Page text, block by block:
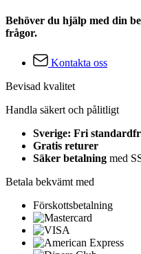
Behöver du hjälp med din
frågor.
Kontakta oss
Bevisad kvalitet
Handla säkert och pålitligt
Sverige: Fri
Gratis returer
Säker betalning med
Betala bekvämt med
Förskottsbetalning